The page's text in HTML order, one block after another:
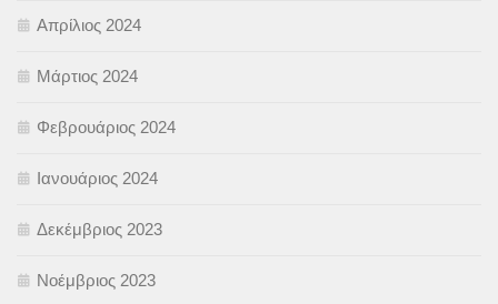
Απρίλιος 2024
Μάρτιος 2024
Φεβρουάριος 2024
Ιανουάριος 2024
Δεκέμβριος 2023
Νοέμβριος 2023